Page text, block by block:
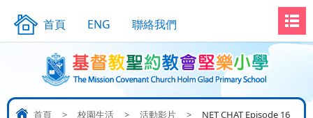
首頁 ENG 聯絡我們
首頁 > 校園生活 > 活動影片 > NET CHAT Episode 16